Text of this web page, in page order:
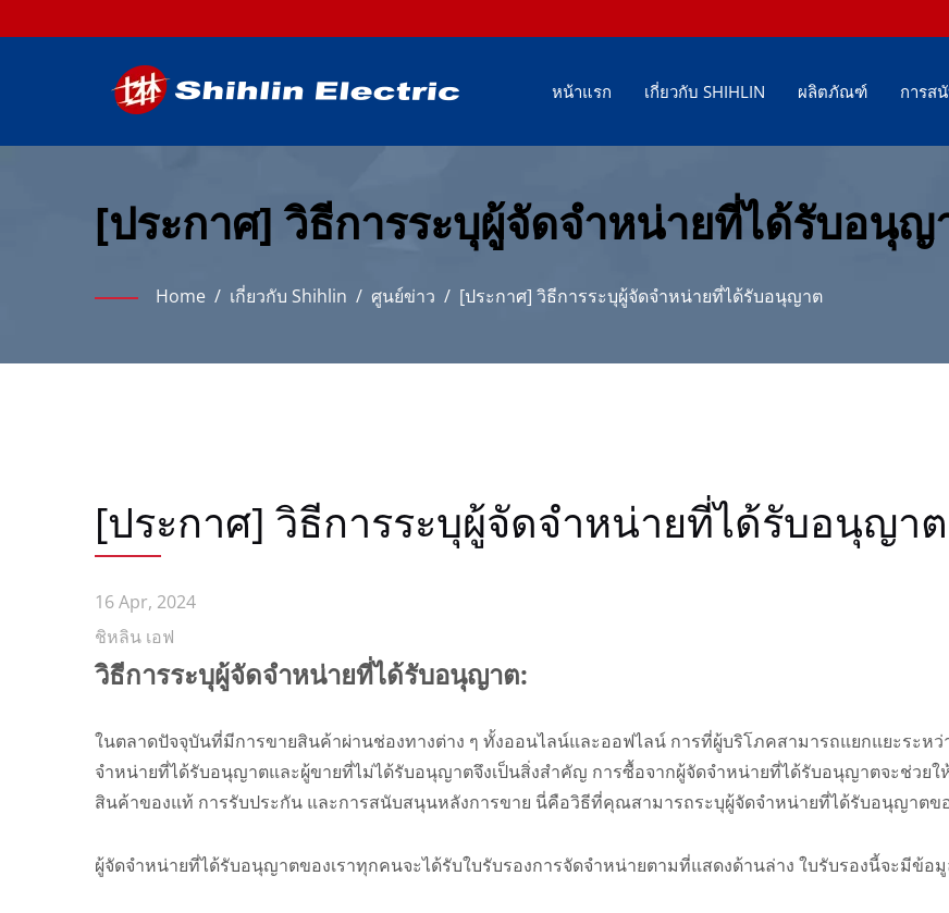
หน้าแรก เกี่ยวกับ SHIHLIN ผลิตภัณฑ์ การส
[ประกาศ] วิธีการระบุผู้จัดจำหน่ายที่ได้รับอนุ
Home / เกี่ยวกับ Shihlin / ศูนย์ข่าว / [ประกาศ] วิธีการระบุผู้จัดจำหน่ายที่ได้รับอนุญาต
[ประกาศ] วิธีการระบุผู้จัดจำหน่ายที่ได้รับอนุญาต
16 Apr, 2024
ชิหลิน เอฟ
วิธีการระบุผู้จัดจำหน่ายที่ได้รับอนุญาต:
ในตลาดปัจจุบันที่มีการขายสินค้าผ่านช่องทางต่าง ๆ ทั้งออนไลน์และออฟไลน์ การที่ผู้บริโภคสามารถแยกแยะระหว่
จำหน่ายที่ได้รับอนุญาตและผู้ขายที่ไม่ได้รับอนุญาตจึงเป็นสิ่งสำคัญ การซื้อจากผู้จัดจำหน่ายที่ได้รับอนุญาตจะช่วย
สินค้าของแท้ การรับประกัน และการสนับสนุนหลังการขาย นี่คือวิธีที่คุณสามารถระบุผู้จัดจำหน่ายที่ได้รับอนุญาตขอ
ผู้จัดจำหน่ายที่ได้รับอนุญาตของเราทุกคนจะได้รับใบรับรองการจัดจำหน่ายตามที่แสดงด้านล่าง ใบรับรองนี้จะมีข้อ
SDC-E เซอร์โวประเภท